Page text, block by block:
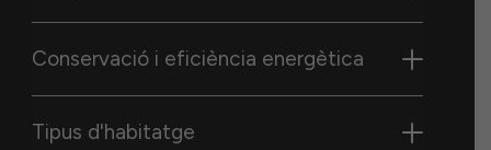
Conservació i eficiència energètica
Tipus d'habitatge